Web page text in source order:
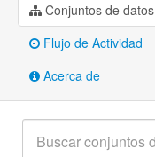
Conjuntos de datos
Flujo de Actividad
Acerca de